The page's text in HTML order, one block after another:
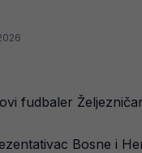
fudbaler
Bosne i